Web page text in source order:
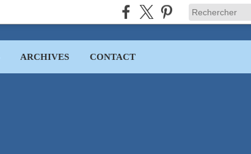
ARCHIVES CONTACT